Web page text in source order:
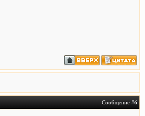
Сообщение #6